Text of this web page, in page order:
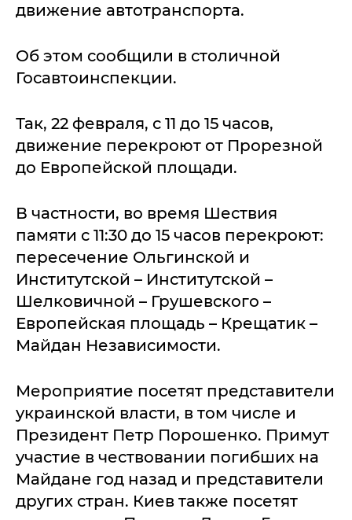
движение автотранспорта.
Об этом сообщили в столичной
Госавтоинспекции.
Так, 22 февраля, с 11 до 15 часов,
движение перекроют от Прорезной
до Европейской площади.
В частности, во время Шествия
памяти с 11:30 до 15 часов перекроют:
пересечение Ольгинской и
Институтской – Институтской –
Шелковичной – Грушевского –
Европейская площадь – Крещатик –
Майдан Независимости.
Мероприятие посетят представители
украинской власти, в том числе и
Президент Петр Порошенко. Примут
участие в чествовании погибших на
Майдане год назад и представители
других стран. Киев также посетят